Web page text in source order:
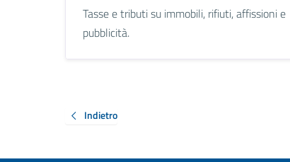
Tasse e tributi su immobili, rifiuti, affissioni e
pubblicità.
Indietro